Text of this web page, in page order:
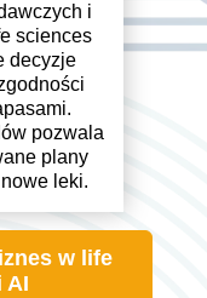
i
sciences
decyzje
pozwala
plany
leki.
w life
AI